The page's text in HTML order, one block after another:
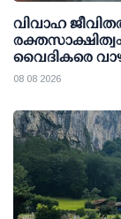
വിവാഹ
വൈദികരെ
08 08 2026